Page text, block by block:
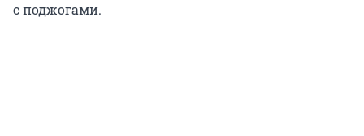
с поджогами.